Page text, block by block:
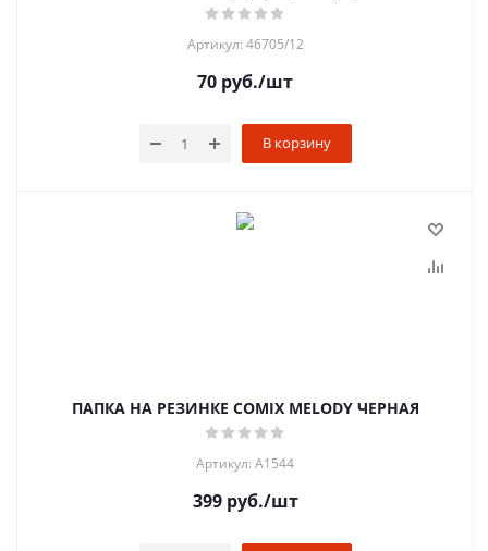
Артикул: 46705/12
70 руб./шт
В корзину
ПАПКА НА РЕЗИНКЕ COMIX MELODY ЧЕРНАЯ
Артикул: A1544
399руб./шт